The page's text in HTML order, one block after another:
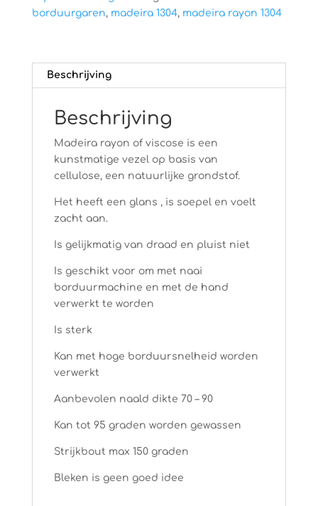
borduurgaren, madeira 1304, madeira rayon 1304
Beschrijving
Beschrijving
Madeira rayon of viscose is een
kunstmatige vezel op basis van
cellulose, een natuurlijke grondstof.
Het heeft een glans , is soepel en voelt
zacht aan.
Is gelijkmatig van draad en pluist niet
Is geschikt voor om met naai
borduurmachine en met de hand
verwerkt te worden
Is sterk
Kan met hoge borduursnelheid worden
verwerkt
Aanbevolen naald dikte 70 – 90
Kan tot 95 graden worden gewassen
Strijkbout max 150 graden
Bleken is geen goed idee